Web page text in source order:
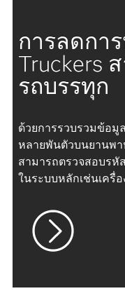
การลดกา
Truckers
รถบรรทุก
ด้วยการรวบรวมข้อมู
หลายพันตัวบนยานพา
สามารถตรวจสอบรหั
ในระบบหลักเช่นเครื่